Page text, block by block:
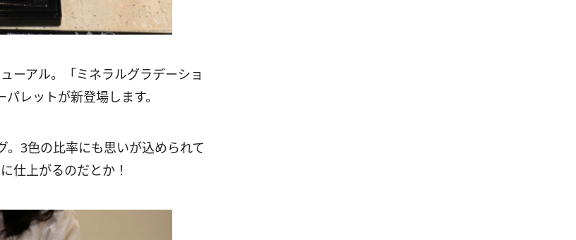
ーアル。「ミネラルグラデーショ
レットが新登場します。
3色の比率にも思いが込められて
仕上がるのだとか！